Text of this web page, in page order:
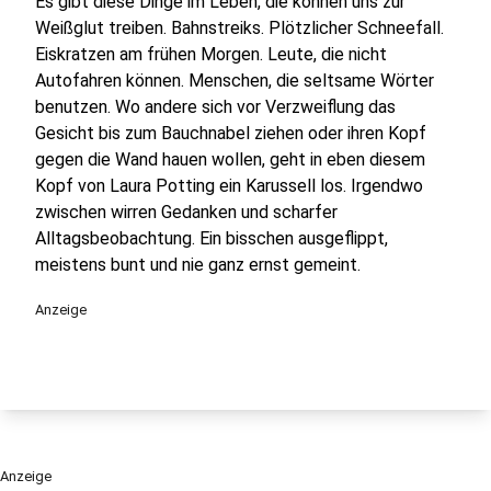
Weißglut treiben. Bahnstreiks. Plötzlicher Schneefall.
Eiskratzen am frühen Morgen. Leute, die nicht
Autofahren können. Menschen, die seltsame Wörter
benutzen. Wo andere sich vor Verzweiflung das
Gesicht bis zum Bauchnabel ziehen oder ihren Kopf
gegen die Wand hauen wollen, geht in eben diesem
Kopf von Laura Potting ein Karussell los. Irgendwo
zwischen wirren Gedanken und scharfer
Alltagsbeobachtung. Ein bisschen ausgeflippt,
meistens bunt und nie ganz ernst gemeint.
Anzeige
Anzeige